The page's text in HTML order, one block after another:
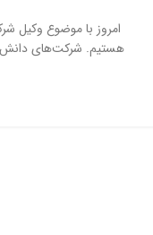
امروز با موضوع وکیل
هستیم. شرکت‌های